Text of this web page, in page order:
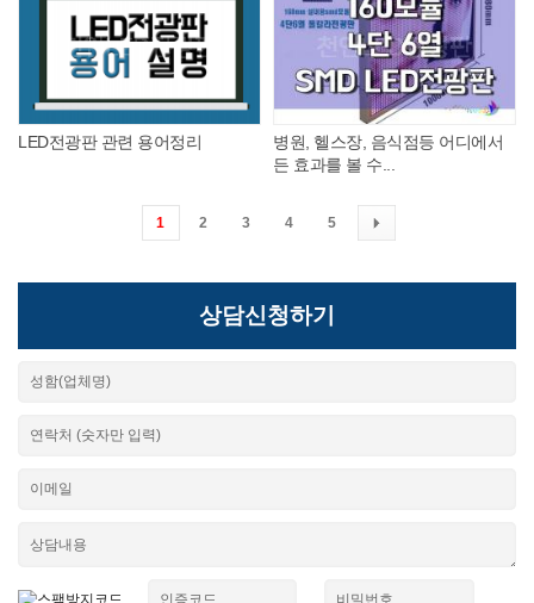
LED전광판 관련 용어정리
병원, 헬스장, 음식점등 어디에서
든 효과를 볼 수...
1 2 3 4 5
상담신청하기